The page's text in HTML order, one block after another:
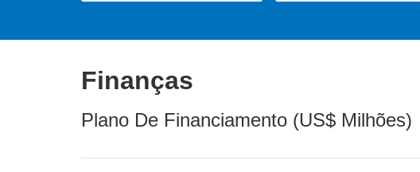
Finanças
Plano De Financiamento (US$ Milhões)